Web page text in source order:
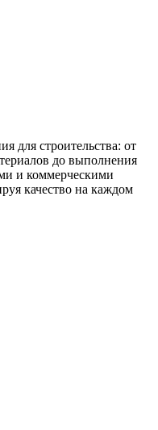
для строительства: от
до выполнения
и коммерческими
качество на каждом